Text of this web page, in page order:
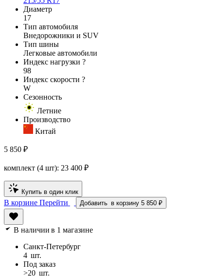
Диаметр
17
Тип автомобиля
Внедорожники и SUV
Тип шины
Легковые автомобили
Индекс нагрузки ?
98
Индекс скорости ?
W
Сезонность
Летние
Производство
Китай
5 850 ₽
комплект (4 шт): 23 400 ₽
Купить в один клик
В корзине Перейти Добавить в корзину 5 850 ₽
В наличии в 1 магазине
Санкт-Петербург
4 шт.
Под заказ
>20 шт.